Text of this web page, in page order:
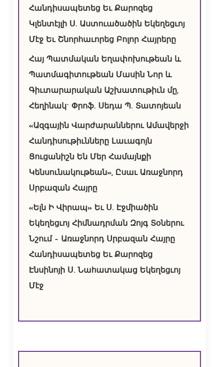
Հանդիսապետեց Եւ Քարոզեց
Կլենտէյլի Ս. Աստուածածին Եկեղեցւոյ
Մէջ Եւ Շնորհաւորեց Բոլոր Հայրերը
Հայ Պատմական Եղափոխութեան և
Պատմագիտութեան Մասին Նոր և
Գիւտարարական Աշխատութիւն մը,
Հեղինակ` Փրոֆ. Սեդա Պ. Տատոյեան
«Ազգային Վարժարաններու Ամավերջի
Հանդիսութիւնները Լաւագոյն
Ցուցանիշն Են Մեր Համայնքի
Կենսունակութեան», Ըսաւ Առաջնորդ
Սրբազան Հայրը
«Ելն Ի Վիրապ» Եւ Ս. Էջմիածին
Եկեղեցւոյ Հիմնադրման Զոյգ Տօներու
Նշում – Առաջնորդ Սրբազան Հայրը
Հանդիսապետեց Եւ Քարոզեց
Էնսինոյի Ս. Նահատակաց Եկեղեցւոյ
Մէջ